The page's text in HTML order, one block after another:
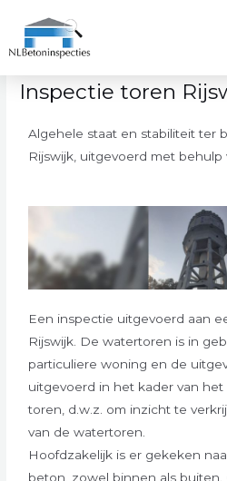
naar
de
inhoud
Inspectie toren
Algehele staat en stabiliteit ter
Rijswijk, uitgevoerd met
Een inspectie uitgevoerd aan
Rijswijk. De watertoren is in
particuliere woning en de
uitgevoerd in het kader van
toren, d.w.z. om inzicht te
van de watertoren.
Hoofdzakelijk is er gekeken
beton, zowel binnen als